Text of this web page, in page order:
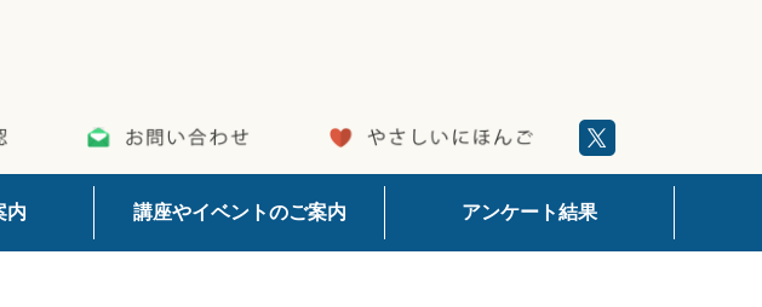
内 講座やイベントのご案内 アンケート結果